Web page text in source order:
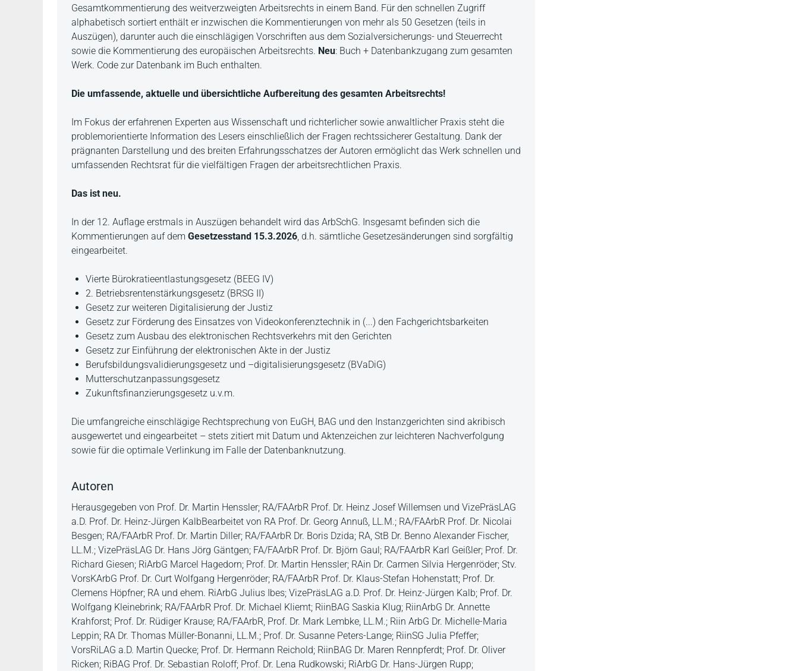
Gesamtkommentierung des weitverzweigten Arbeitsrechts in einem Band. Für den schnellen Zugriff
alphabetisch sortiert enthält er inzwischen die Kommentierungen von mehr als 50 Gesetzen (teils in
Auszügen), darunter auch die einschlägigen Vorschriften aus dem Sozialversicherungs- und Steuerrecht
sowie die Kommentierung des europäischen Arbeitsrechts. Neu: Buch + Datenbankzugang zum gesamten
Werk. Code zur Datenbank im Buch enthalten.
Die umfassende, aktuelle und übersichtliche Aufbereitung des gesamten Arbeitsrechts!
Im Fokus der erfahrenen Experten aus Wissenschaft und richterlicher sowie anwaltlicher Praxis steht die
problemorientierte Information des Lesers einschließlich der Fragen rechtssicherer Gestaltung. Dank der
prägnanten Darstellung und des breiten Erfahrungsschatzes der Autoren ermöglicht das Werk schnellen und
umfassenden Rechtsrat für die vielfältigen Fragen der arbeitsrechtlichen Praxis.
Das ist neu.
In der 12. Auflage erstmals in Auszügen behandelt wird das ArbSchG. Insgesamt befinden sich die
Kommentierungen auf dem Gesetzesstand 15.3.2026, d.h. sämtliche Gesetzesänderungen sind sorgfältig
eingearbeitet.
Vierte Bürokratieentlastungsgesetz (BEEG IV)
2. Betriebsrentenstärkungsgesetz (BRSG II)
Gesetz zur weiteren Digitalisierung der Justiz
Gesetz zur Förderung des Einsatzes von Videokonferenztechnik in (...) den Fachgerichtsbarkeiten
Gesetz zum Ausbau des elektronischen Rechtsverkehrs mit den Gerichten
Gesetz zur Einführung der elektronischen Akte in der Justiz
Berufsbildungsvalidierungsgesetz und –digitalisierungsgesetz (BVaDiG)
Mutterschutzanpassungsgesetz
Zukunftsfinanzierungsgesetz u.v.m.
Die umfangreiche einschlägige Rechtsprechung von EuGH, BAG und den Instanzgerichten sind akribisch
ausgewertet und eingearbeitet – stets zitiert mit Datum und Aktenzeichen zur leichteren Nachverfolgung
sowie für die optimale Verlinkung im Falle der Datenbanknutzung.
Autoren
Herausgegeben von Prof. Dr. Martin Henssler; RA/FAArbR Prof. Dr. Heinz Josef Willemsen und VizePräsLAG
a.D. Prof. Dr. Heinz-Jürgen KalbBearbeitet von RA Prof. Dr. Georg Annuß, LL.M.; RA/FAArbR Prof. Dr. Nicolai
Besgen; RA/FAArbR Prof. Dr. Martin Diller; RA/FAArbR Dr. Boris Dzida; RA, StB Dr. Benno Alexander Fischer,
LL.M.; VizePräsLAG Dr. Hans Jörg Gäntgen; FA/FAArbR Prof. Dr. Björn Gaul; RA/FAArbR Karl Geißler; Prof. Dr.
Richard Giesen; RiArbG Marcel Hagedorn; Prof. Dr. Martin Henssler; RAin Dr. Carmen Silvia Hergenröder; Stv.
VorsKArbG Prof. Dr. Curt Wolfgang Hergenröder; RA/FAArbR Prof. Dr. Klaus-Stefan Hohenstatt; Prof. Dr.
Clemens Höpfner; RA und ehem. RiArbG Julius Ibes; VizePräsLAG a.D. Prof. Dr. Heinz-Jürgen Kalb; Prof. Dr.
Wolfgang Kleinebrink; RA/FAArbR Prof. Dr. Michael Kliemt; RiinBAG Saskia Klug; RiinArbG Dr. Annette
Krahforst; Prof. Dr. Rüdiger Krause; RA/FAArbR, Prof. Dr. Mark Lembke, LL.M.; Riin ArbG Dr. Michelle-Maria
Leppin; RA Dr. Thomas Müller-Bonanni, LL.M.; Prof. Dr. Susanne Peters-Lange; RiinSG Julia Pfeffer;
VorsRiLAG a.D. Martin Quecke; Prof. Dr. Hermann Reichold; RiinBAG Dr. Maren Rennpferdt; Prof. Dr. Oliver
Ricken; RiBAG Prof. Dr. Sebastian Roloff; Prof. Dr. Lena Rudkowski; RiArbG Dr. Hans-Jürgen Rupp;